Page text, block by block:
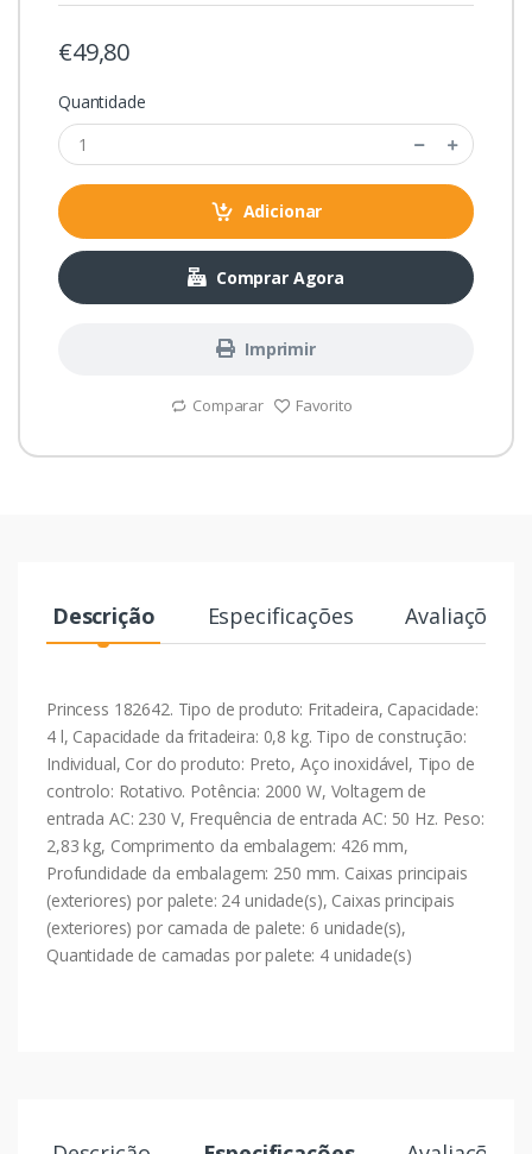
€49,80
Quantidade
Adicionar
Comprar Agora
Imprimir
Comparar Favorito
Descrição Especificações Avaliações
Princess 182642. Tipo de produto: Fritadeira, Capacidade:
4 l, Capacidade da fritadeira: 0,8 kg. Tipo de construção:
Individual, Cor do produto: Preto, Aço inoxidável, Tipo de
controlo: Rotativo. Potência: 2000 W, Voltagem de
entrada AC: 230 V, Frequência de entrada AC: 50 Hz. Peso:
2,83 kg, Comprimento da embalagem: 426 mm,
Profundidade da embalagem: 250 mm. Caixas principais
(exteriores) por palete: 24 unidade(s), Caixas principais
(exteriores) por camada de palete: 6 unidade(s),
Quantidade de camadas por palete: 4 unidade(s)